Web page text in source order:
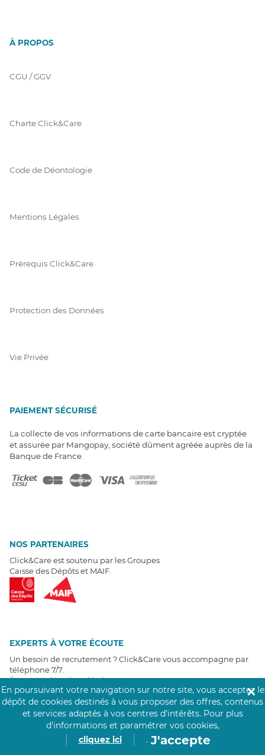
À PROPOS
CGU / GGV
Charte Click&Care
Code de Déontologie
Mentions Légales
Prérequis Click&Care
Protection des Données
Vie Privée
PAIEMENT SÉCURISÉ
La collecte de vos informations de carte bancaire est cryptée
et assurée par Mangopay, société dûment agréée auprès de la
Banque de France.
NOS PARTENAIRES
Click&Care est soutenu par les Groupes
Caisse des Dépôts et MAIF.
EXPERTS À VOTRE ÉCOUTE
Un besoin de recrutement ? Click&Care vous accompagne par
téléphone 7/7
Être rappelé aujourd'hui
MOIGNAGES CLIENTS
/5
En poursuivant votre navigation sur notre site, vous acceptez le
dépôt de cookies destinés à vous proposer des offres, contenus
et services adaptés à vos centres d’intérêts. Pour plus
d’informations et paramétrer vos cookies,
cliquez ici
. J'accepte
✕